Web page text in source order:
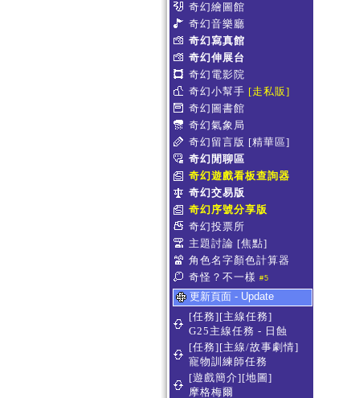
奇幻繪圖館
奇幻音樂廳
奇幻寫真館
奇幻伸展台
奇幻電影院
奇幻小幫手 [走私販]
奇幻圖書館
奇幻氣象局
奇幻留言版 [精華區]
奇幻閒聊區
奇幻遊戲看板查詢器
奇幻交易版
奇幻序號分享版
奇幻投票所
主題討論 [焦點]
角色名字顏色計算器
奇怪？不一樣 #5
更新頁面 - Update
[任務][主線任務]
G25主線任務 - 日蝕
[任務][主線/故事劇情]
寵物訓練師任務
[遊戲簡介][地圖]
摩格梅爾